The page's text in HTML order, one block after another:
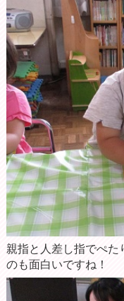
親指と人差し指でぺた
のも面白いですね！